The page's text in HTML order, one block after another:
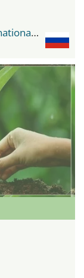
Crocus Expo - IEC Crocus Expo International Exhibition Centre